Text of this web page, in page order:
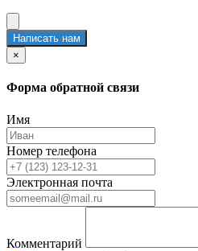
Написать нам
×
Форма обратной связи
Имя
Номер телефона
Электронная почта
Комментарий